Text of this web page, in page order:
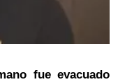
fue evacuado